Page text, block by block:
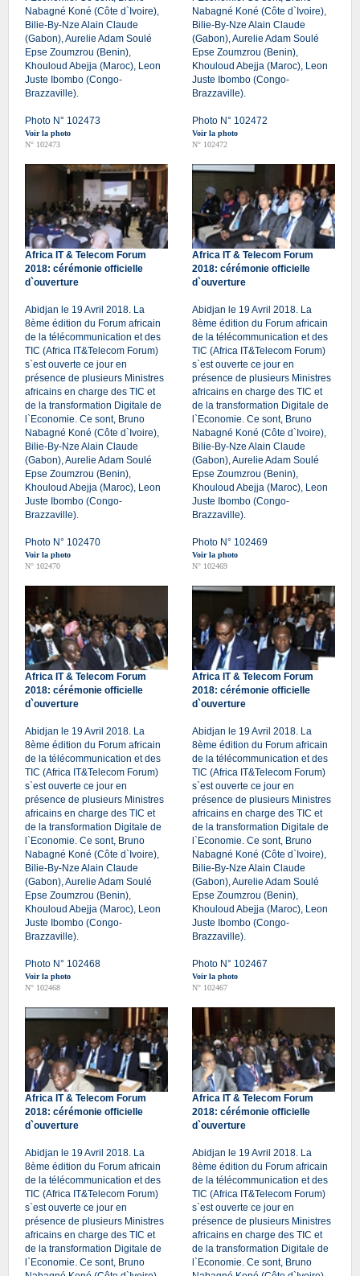
Nabagné Koné (Côte d`Ivoire),
Bilie-By-Nze Alain Claude
(Gabon), Aurelie Adam Soulé
Epse Zoumzrou (Benin),
Khouloud Abejja (Maroc), Leon
Juste Ibombo (Congo-
Brazzaville).
Photo N° 102473
Voir la photo
N° 102473
Nabagné Koné (Côte d`Ivoire),
Bilie-By-Nze Alain Claude
(Gabon), Aurelie Adam Soulé
Epse Zoumzrou (Benin),
Khouloud Abejja (Maroc), Leon
Juste Ibombo (Congo-
Brazzaville).
Photo N° 102472
Voir la photo
N° 102472
Africa IT & Telecom Forum
2018: cérémonie officielle
d`ouverture
Abidjan le 19 Avril 2018. La
8ème édition du Forum africain
de la télécommunication et des
TIC (Africa IT&Telecom Forum)
s`est ouverte ce jour en
présence de plusieurs Ministres
africains en charge des TIC et
de la transformation Digitale de
l`Economie. Ce sont, Bruno
Nabagné Koné (Côte d`Ivoire),
Bilie-By-Nze Alain Claude
(Gabon), Aurelie Adam Soulé
Epse Zoumzrou (Benin),
Khouloud Abejja (Maroc), Leon
Juste Ibombo (Congo-
Brazzaville).
Photo N° 102470
Voir la photo
N° 102470
Africa IT & Telecom Forum
2018: cérémonie officielle
d`ouverture
Abidjan le 19 Avril 2018. La
8ème édition du Forum africain
de la télécommunication et des
TIC (Africa IT&Telecom Forum)
s`est ouverte ce jour en
présence de plusieurs Ministres
africains en charge des TIC et
de la transformation Digitale de
l`Economie. Ce sont, Bruno
Nabagné Koné (Côte d`Ivoire),
Bilie-By-Nze Alain Claude
(Gabon), Aurelie Adam Soulé
Epse Zoumzrou (Benin),
Khouloud Abejja (Maroc), Leon
Juste Ibombo (Congo-
Brazzaville).
Photo N° 102469
Voir la photo
N° 102469
Africa IT & Telecom Forum
2018: cérémonie officielle
d`ouverture
Abidjan le 19 Avril 2018. La
8ème édition du Forum africain
de la télécommunication et des
TIC (Africa IT&Telecom Forum)
s`est ouverte ce jour en
présence de plusieurs Ministres
africains en charge des TIC et
de la transformation Digitale de
l`Economie. Ce sont, Bruno
Nabagné Koné (Côte d`Ivoire),
Bilie-By-Nze Alain Claude
(Gabon), Aurelie Adam Soulé
Epse Zoumzrou (Benin),
Khouloud Abejja (Maroc), Leon
Juste Ibombo (Congo-
Brazzaville).
Photo N° 102468
Voir la photo
N° 102468
Africa IT & Telecom Forum
2018: cérémonie officielle
d`ouverture
Abidjan le 19 Avril 2018. La
8ème édition du Forum africain
de la télécommunication et des
TIC (Africa IT&Telecom Forum)
s`est ouverte ce jour en
présence de plusieurs Ministres
africains en charge des TIC et
de la transformation Digitale de
l`Economie. Ce sont, Bruno
Nabagné Koné (Côte d`Ivoire),
Bilie-By-Nze Alain Claude
(Gabon), Aurelie Adam Soulé
Epse Zoumzrou (Benin),
Khouloud Abejja (Maroc), Leon
Juste Ibombo (Congo-
Brazzaville).
Photo N° 102467
Voir la photo
N° 102467
Africa IT & Telecom Forum
2018: cérémonie officielle
d`ouverture
Abidjan le 19 Avril 2018. La
8ème édition du Forum africain
de la télécommunication et des
TIC (Africa IT&Telecom Forum)
s`est ouverte ce jour en
présence de plusieurs Ministres
africains en charge des TIC et
de la transformation Digitale de
l`Economie. Ce sont, Bruno
Africa IT & Telecom Forum
2018: cérémonie officielle
d`ouverture
Abidjan le 19 Avril 2018. La
8ème édition du Forum africain
de la télécommunication et des
TIC (Africa IT&Telecom Forum)
s`est ouverte ce jour en
présence de plusieurs Ministres
africains en charge des TIC et
de la transformation Digitale de
l`Economie. Ce sont, Bruno